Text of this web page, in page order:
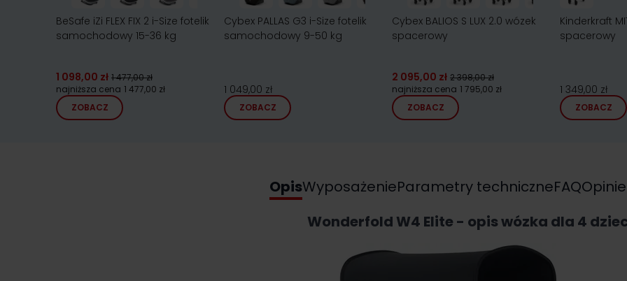
BeSafe iZi FLEX FIX 2 i-Size fotelik
samochodowy 15-36 kg
1 098,00 zł 1 477,00 zł
najniższa cena 1 477,00 zł
ZOBACZ
Cybex PALLAS G3 i-Size fotelik
samochodowy 9-50 kg
1 049,00 zł
ZOBACZ
Cybex BALIOS S LUX 2.0 wózek
spacerowy
2 095,00 zł 2 398,00 zł
najniższa cena 1 795,00 zł
ZOBACZ
Kinderkraft
spacerowy
1 349,00 zł
ZOBACZ
Opis
Wonderfold W4 Elite - opis wózka dla 4
WyposażenieParametry techniczneFAQOpinie